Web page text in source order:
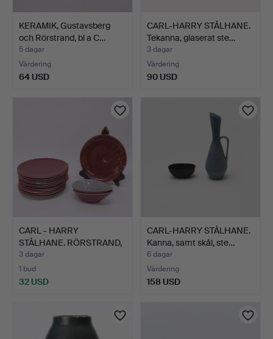
KERAMIK, Gustavsberg
och Rörstrand, bl a C…
5 dagar
Värdering
64 USD
CARL-HARRY STÅLHANE.
Tekanna, glaserat ste…
3 dagar
Värdering
90 USD
CARL - HARRY
STÅLHANE. RÖRSTRAND,
12 ASSIE…
3 dagar
1 bud
32 USD
CARL-HARRY STÅLHANE.
Kanna, samt skål, ste…
6 dagar
Värdering
158 USD